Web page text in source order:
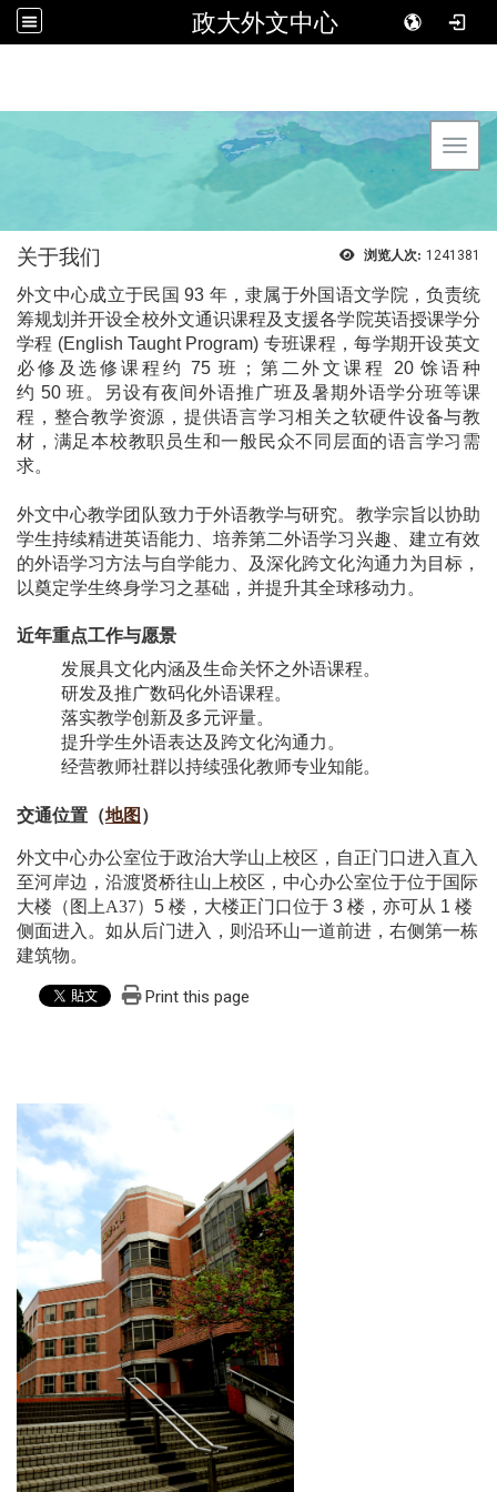
政大外文中心
浏览人次: 1241381
关于我们
外文中心成立于民国93 年，隶属于外国语文学院，负责统
筹规划并开设全校外文通识课程及支援各学院英语授课学分
学程 (English Taught Program) 专班课程，每学期开设英文
必修及选修课程约75班；第二外文课程 20馀语种
约 50 班。另设有夜间外语推广班及暑期外语学分班等课
程，整合教学资源，提供语言学习相关之软硬件设备与教
材，满足本校教职员生和一般民众不同层面的语言学习需
求。
外文中心教学团队致力于外语教学与研究。教学宗旨以协助
学生持续精进英语能力、培养第二外语学习兴趣、建立有效
的外语学习方法与自学能力、及深化跨文化沟通力为目标，
以奠定学生终身学习之基础，并提升其全球移动力。
近年重点工作与愿景
发展具文化内涵及生命关怀之外语课程。
研发及推广数码化外语课程。
落实教学创新及多元评量。
提升学生外语表达及跨文化沟通力。
经营教师社群以持续强化教师专业知能。
交通位置（地图 ）
外文中心办公室位于政治大学山上校区，自正门口进入直入
至河岸边，沿渡贤桥往山上校区，中心办公室位于位于国际
大楼（图上A37） 5 楼，大楼正门口位于 3 楼，亦可从 1 楼
侧面进入。如从后门进入，则沿环山一道前进，右侧第一栋
建筑物。
Print this page